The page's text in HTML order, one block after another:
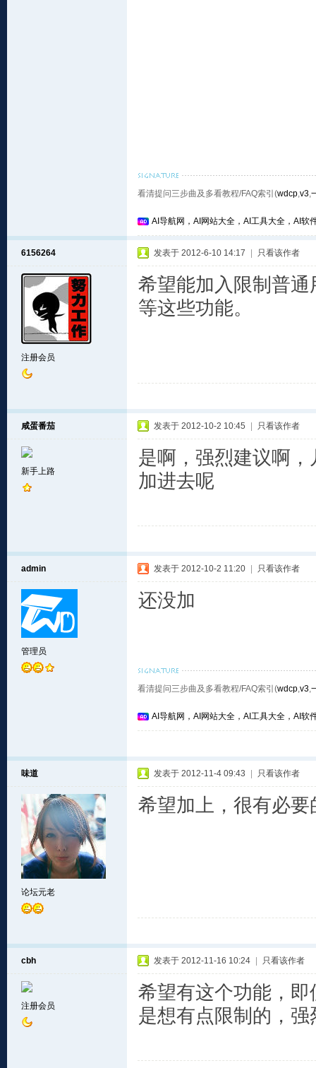
看清提问三步曲及多看教程/FAQ索引(wdcp,v3,
AI导航网，AI网站大全，AI工具大全，AI软
6156264
注册会员
发表于 2012-6-10 14:17 只看该作者
希望能加入限制普
等这些功能。
咸蛋番茄
新手上路
发表于 2012-10-2 10:45 只看该作者
是啊，强烈建议啊
加进去呢
admin
管理员
发表于 2012-10-2 11:20 只看该作者
还没加
看清提问三步曲及多看教程/FAQ索引(wdcp,v3,
AI导航网，AI网站大全，AI工具大全，AI软
味道
论坛元老
发表于 2012-11-4 09:43 只看该作者
希望加上，很有必要
cbh
注册会员
发表于 2012-11-16 10:24 只看该作者
希望有这个功能，
是想有点限制的，强